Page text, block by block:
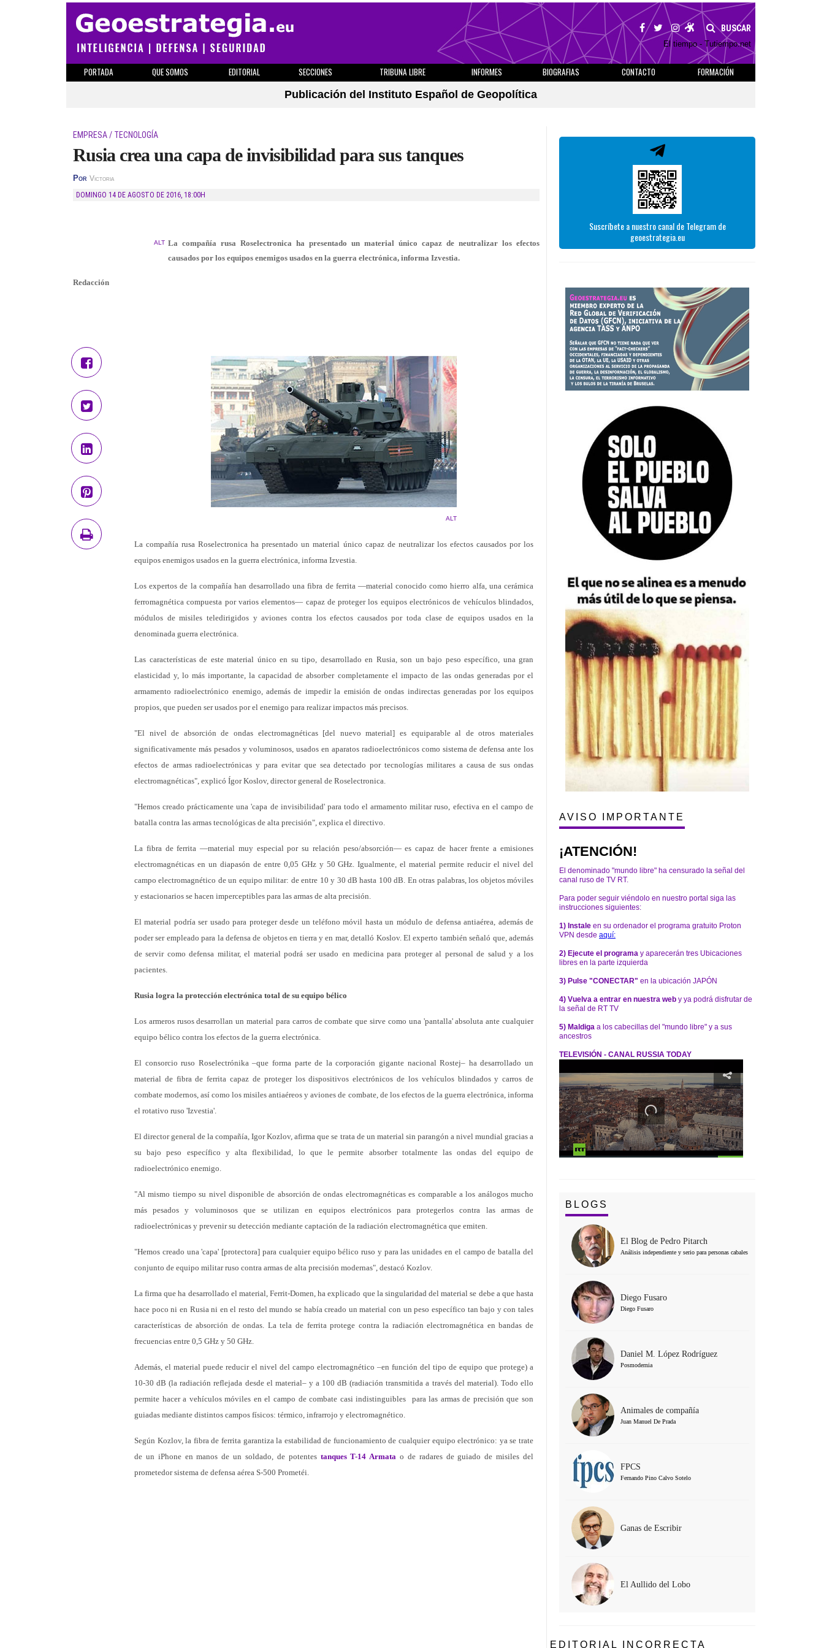
BUSCAR
El tiempo - Tutiempo.net
PORTADA QUE SOMOS EDITORIAL SECCIONES TRIBUNA LIBRE INFORMES BIOGRAFIAS CONTACTO
FORMACIÓN
Publicación del Instituto Español de Geopolítica
EMPRESA / TECNOLOGÍA
Rusia crea una capa de invisibilidad para sus tanques
Por Victoria
DOMINGO 14 DE AGOSTO DE 2016, 18:00H
ALT La compañía rusa Roselectronica ha presentado un material único capaz de neutralizar los efectos
causados por los equipos enemigos usados en la guerra electrónica, informa Izvestia.
Redacción
ALT
La compañía rusa Roselectronica ha presentado un material único capaz de neutralizar los efectos causados por los
equipos enemigos usados en la guerra electrónica, informa Izvestia.
Los expertos de la compañía han desarrollado una fibra de ferrita —material conocido como hierro alfa, una cerámica
ferromagnética compuesta por varios elementos— capaz de proteger los equipos electrónicos de vehículos blindados,
módulos de misiles teledirigidos y aviones contra los efectos causados por toda clase de equipos usados en la
denominada guerra electrónica.
Las características de este material único en su tipo, desarrollado en Rusia, son un bajo peso específico, una gran
elasticidad y, lo más importante, la capacidad de absorber completamente el impacto de las ondas generadas por el
armamento radioelectrónico enemigo, además de impedir la emisión de ondas indirectas generadas por los equipos
propios, que pueden ser usados por el enemigo para realizar impactos más precisos.
"El nivel de absorción de ondas electromagnéticas [del nuevo material] es equiparable al de otros materiales
significativamente más pesados y voluminosos, usados en aparatos radioelectrónicos como sistema de defensa ante los
efectos de armas radioelectrónicas y para evitar que sea detectado por tecnologías militares a causa de sus ondas
electromagnéticas", explicó Ígor Koslov, director general de Roselectronica.
"Hemos creado prácticamente una 'capa de invisibilidad' para todo el armamento militar ruso, efectiva en el campo de
batalla contra las armas tecnológicas de alta precisión", explica el directivo.
La fibra de ferrita —material muy especial por su relación peso/absorción— es capaz de hacer frente a emisiones
electromagnéticas en un diapasón de entre 0,05 GHz y 50 GHz. Igualmente, el material permite reducir el nivel del
campo electromagnético de un equipo militar: de entre 10 y 30 dB hasta 100 dB. En otras palabras, los objetos móviles
y estacionarios se hacen imperceptibles para las armas de alta precisión.
El material podría ser usado para proteger desde un teléfono móvil hasta un módulo de defensa antiaérea, además de
poder ser empleado para la defensa de objetos en tierra y en mar, detalló Koslov. El experto también señaló que, además
de servir como defensa militar, el material podrá ser usado en medicina para proteger al personal de salud y a los
pacientes.
Rusia logra la protección electrónica total de su equipo bélico
Los armeros rusos desarrollan un material para carros de combate que sirve como una 'pantalla' absoluta ante cualquier
equipo bélico contra los efectos de la guerra electrónica.
El consorcio ruso Roselectrónika –que forma parte de la corporación gigante nacional Rostej– ha desarrollado un
material de fibra de ferrita capaz de proteger los dispositivos electrónicos de los vehículos blindados y carros de
combate modernos, así como los misiles antiaéreos y aviones de combate, de los efectos de la guerra electrónica, informa
el rotativo ruso 'Izvestia'.
El director general de la compañía, Igor Kozlov, afirma que se trata de un material sin parangón a nivel mundial gracias a
su bajo peso específico y alta flexibilidad, lo que le permite absorber totalmente las ondas del equipo de
radioelectrónico enemigo.
"Al mismo tiempo su nivel disponible de absorción de ondas electromagnéticas es comparable a los análogos mucho
más pesados y voluminosos que se utilizan en equipos electrónicos para protegerlos contra las armas de
radioelectrónicas y prevenir su detección mediante captación de la radiación electromagnética que emiten.
"Hemos creado una 'capa' [protectora] para cualquier equipo bélico ruso y para las unidades en el campo de batalla del
conjunto de equipo militar ruso contra armas de alta precisión modernas", destacó Kozlov.
La firma que ha desarrollado el material, Ferrit-Domen, ha explicado que la singularidad del material se debe a que hasta
hace poco ni en Rusia ni en el resto del mundo se había creado un material con un peso específico tan bajo y con tales
características de absorción de ondas. La tela de ferrita protege contra la radiación electromagnética en bandas de
frecuencias entre 0,5 GHz y 50 GHz.
Además, el material puede reducir el nivel del campo electromagnético –en función del tipo de equipo que protege) a
10-30 dB (la radiación reflejada desde el material– y a 100 dB (radiación transmitida a través del material). Todo ello
permite hacer a vehículos móviles en el campo de combate casi indistinguibles para las armas de precisión que son
guiadas mediante distintos campos físicos: térmico, infrarrojo y electromagnético.
Según Kozlov, la fibra de ferrita garantiza la estabilidad de funcionamiento de cualquier equipo electrónico: ya se trate
de un iPhone en manos de un soldado, de potentes tanques T-14 Armata o de radares de guiado de misiles del
prometedor sistema de defensa aérea S-500 Prometéi.
Suscríbete a nuestro canal de Telegram de
geoestrategia.eu
AVISO IMPORTANTE
¡ATENCIÓN!
El denominado "mundo libre" ha censurado la señal del
canal ruso de TV RT.
Para poder seguir viéndolo en nuestro portal siga las
instrucciones siguientes:
1) Instale en su ordenador el programa gratuito Proton
VPN desde aquí:
2) Ejecute el programa y aparecerán tres Ubicaciones
libres en la parte izquierda
3) Pulse "CONECTAR" en la ubicación JAPÓN
4) Vuelva a entrar en nuestra web y ya podrá disfrutar de
la señal de RT TV
5) Maldiga a los cabecillas del "mundo libre" y a sus
ancestros
TELEVISIÓN - CANAL RUSSIA TODAY
BLOGS
El Blog de Pedro Pitarch
Análisis independiente y serio para personas cabales
Diego Fusaro
Diego Fusaro
Daniel M. López Rodríguez
Posmodernia
Animales de compañía
Juan Manuel De Prada
FPCS
Fernando Pino Calvo Sotelo
Ganas de Escribir
El Aullido del Lobo
EDITORIAL INCORRECTA